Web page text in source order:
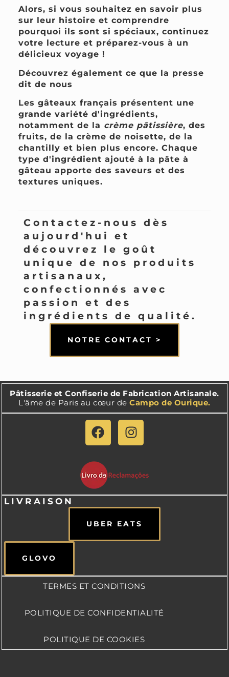
Alors, si vous souhaitez en savoir plus
sur leur histoire et comprendre
pourquoi ils sont si spéciaux, continuez
votre lecture et préparez-vous à un
délicieux voyage !
Découvrez également ce que la presse
dit de nous
Les gâteaux français présentent une
grande variété d'ingrédients,
notamment de la crème pâtissière, des
fruits, de la crème de noisette, de la
chantilly et bien plus encore. Chaque
type d'ingrédient ajouté à la pâte à
gâteau apporte des saveurs et des
textures uniques.
Contactez-nous dès
aujourd'hui et
découvrez le goût
unique de nos produits
artisanaux,
confectionnés avec
passion et des
ingrédients de qualité.
NOTRE CONTACT >
Pâtisserie et Confiserie de Fabrication Artisanale.
L'âme de Paris au cœur deCampo de Ourique.
LIVRAISON
UBER EATS
GLOVO
TERMES ET CONDITIONS
POLITIQUE DE CONFIDENTIALITÉ
POLITIQUE DE COOKIES